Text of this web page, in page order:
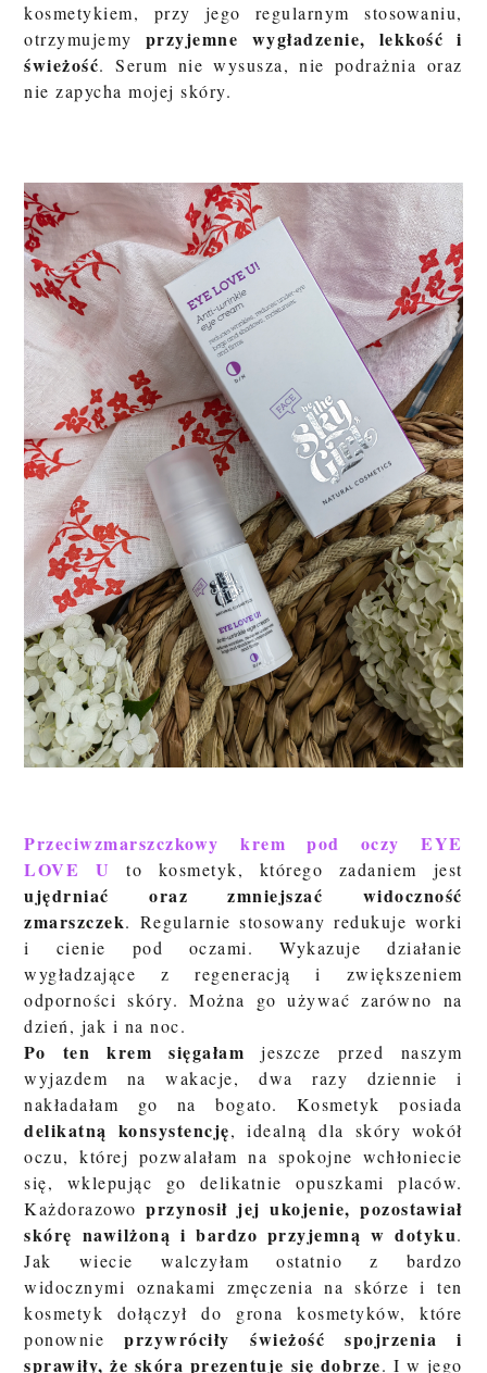
kosmetykiem, przy jego regularnym stosowaniu,
otrzymujemy przyjemne wygładzenie, lekkość i
świeżość. Serum nie wysusza, nie podrażnia oraz
nie zapycha mojej skóry.
Przeciwzmarszczkowy krem pod oczy EYE
LOVE U
to kosmetyk, którego zadaniem jest
ujędrniać oraz zmniejszać widoczność
zmarszczek. Regularnie stosowany redukuje worki
i cienie pod oczami. Wykazuje działanie
wygładzające z regeneracją i zwiększeniem
odporności skóry. Można go używać zarówno na
dzień, jak i na noc.
Po ten krem sięgałam jeszcze przed naszym
wyjazdem na wakacje, dwa razy dziennie i
nakładałam go na bogato. Kosmetyk posiada
delikatną konsystencję, idealną dla skóry wokół
oczu, której pozwalałam na spokojne wchłoniecie
się, wklepując go delikatnie opuszkami placów.
Każdorazowoprzynosił jej ukojenie, pozostawiał
skórę nawilżoną i bardzo przyjemną w dotyku.
Jak wiecie walczyłam ostatnio z bardzo
widocznymi oznakami zmęczenia na skórze i ten
kosmetyk dołączył do grona kosmetyków, które
ponownieprzywróciły świeżość spojrzenia i
sprawiły, że skóra prezentuje się dobrze. I w jego